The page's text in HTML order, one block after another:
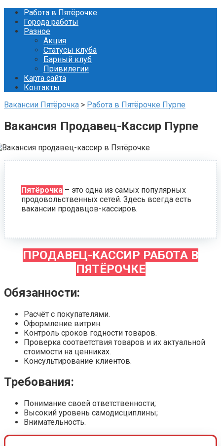
Перейти
контенту
Работа в Пятёрочке
Города работы
Разное
Акция
Статусы клуба
Барный клуб
Привилегии
Карта сайта
Контакты
Вакансии Пятёрочка > Работа в Пятёрочке Пурпе
Вакансия Продавец-Кассир Пурпе
Пятёрочка – это одна из самых популярных
продовольственных сетей. Здесь всегда есть
вакансии продавцов-кассиров.
ПРОДАВЕЦ-КАССИР РАБОТА В
ПЯТЁРОЧКЕ
Обязанности:
Расчёт с покупателями.
Оформление витрин.
Контроль сроков годности товаров.
Проверка соответствия товаров и их актуальной
стоимости на ценниках.
Консультирование клиентов.
Требования:
Понимание своей ответственности;
Высокий уровень самодисциплины;
Внимательность.